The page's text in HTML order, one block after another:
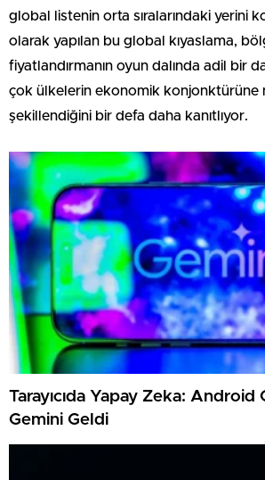
global listenin orta sıralarındaki yerini
olarak yapılan bu global kıyaslama,
fiyatlandırmanın oyun dalında adil bir
çok ülkelerin ekonomik konjonktürüne
şekillendiğini bir defa daha kanıtlıyor.
Tarayıcıda Yapay Zeka: Android
Gemini Geldi